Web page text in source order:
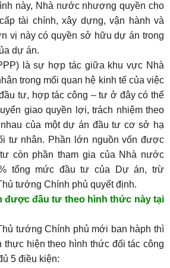
này, Nhà nước nhượng quyền cho
tài chính, xây dựng, vận hành và
vị này có quyền sở hữu dự án trong
dự án.
là sự hợp tác giữa khu vực Nhà
trong mối quan hệ kinh tế của việc
tư, hợp tác công – tư ở đây có thể
giao quyền lợi, trách nhiệm theo
của một dự án đầu tư cơ sở hạ
tư nhân. Phần lớn nguồn vốn được
còn phần tham gia của Nhà nước
tổng mức đầu tư của Dự án, trừ
tướng Chính phủ quyết định.
được đầu tư theo hình thức này tại
tướng Chính phủ mới ban hàph thì
hiện theo hình thức đối tác công
5 điều kiện: